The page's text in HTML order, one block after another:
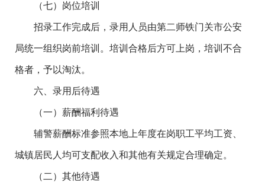
（七）岗位培训
招录工作完成后，录用人员由第二师铁门关市公安
局统一组织岗前培训。培训合格后方可上岗，培训不合
格者，予以淘汰。
六、录用后待遇
（一）薪酬福利待遇
辅警薪酬标准参照本地上年度在岗职工平均工资、
城镇居民人均可支配收入和其他有关规定合理确定。
（二）其他待遇